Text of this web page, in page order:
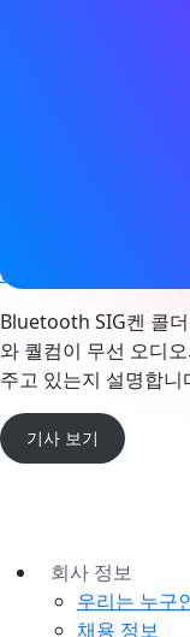
www.qualcomm.com
Bluetooth SIG켄 콜
와 퀄컴이 무선 오디
주고 있는지 설명합니
기사 보기
회사 정보
우리는 누구
채용 정보